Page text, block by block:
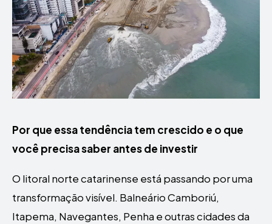
Por que essa tendência tem crescido e o que
você precisa saber antes de investir
O litoral norte catarinense está passando por uma
transformação visível. Balneário Camboriú,
Itapema, Navegantes, Penha e outras cidades da